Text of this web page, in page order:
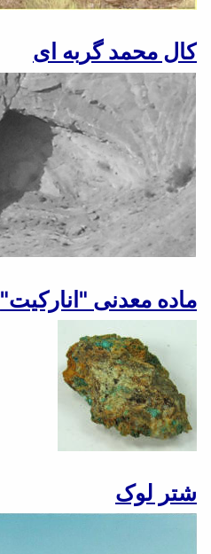
کال محمد گربه ای
ماده معدنی "انارکیت"
شتر لوک